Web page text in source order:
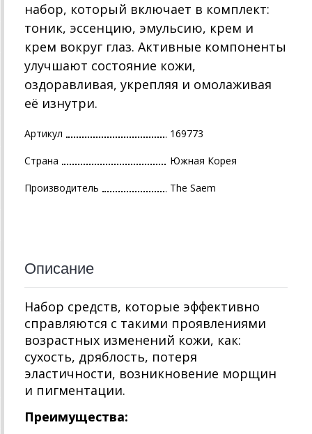
набор, который включает в комплект:
тоник, эссенцию, эмульсию, крем и
крем вокруг глаз. Активные компоненты
улучшают состояние кожи,
оздоравливая, укрепляя и омолаживая
её изнутри.
Артикул 169773
Страна Южная Корея
Производитель The Saem
Описание
Набор средств, которые эффективно
справляются с такими проявлениями
возрастных изменений кожи, как:
сухость, дряблость, потеря
эластичности, возникновение морщин
и пигментации.
Преимущества: